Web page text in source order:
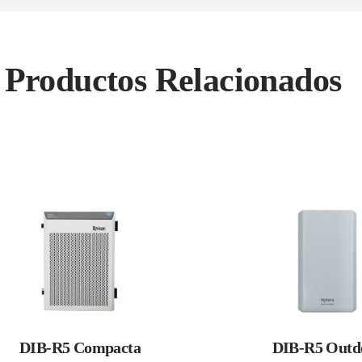
Productos Relacionados
DIB-R5 Compacta DIB-R5